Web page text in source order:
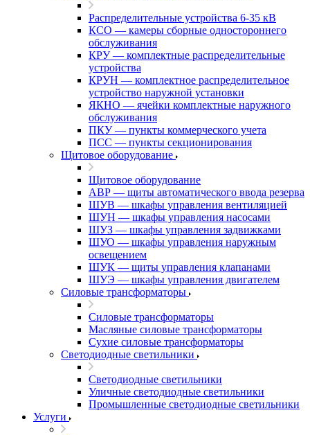
Распределительные устройства 6-35 кВ
КСО — камеры сборные одностороннего
обслуживания
КРУ — комплектные распределительные
устройства
КРУН — комплектное распределительное
устройство наружной установки
ЯКНО — ячейки комплектные наружного
обслуживания
ПКУ — пункты коммерческого учета
ПСС — пункты секционирования
Щитовое оборудование
Щитовое оборудование
АВР — щиты автоматического ввода резерва
ШУВ — шкафы управления вентиляцией
ШУН — шкафы управления насосами
ШУЗ — шкафы управления задвижками
ШУО — шкафы управления наружным
освещением
ШУК — щиты управления клапанами
ШУЭ — шкафы управления двигателем
Силовые трансформаторы
Силовые трансформаторы
Масляные силовые трансформаторы
Сухие силовые трансформаторы
Светодиодные светильники
Светодиодные светильники
Уличные светодиодные светильники
Промышленные светодиодные светильники
Услуги